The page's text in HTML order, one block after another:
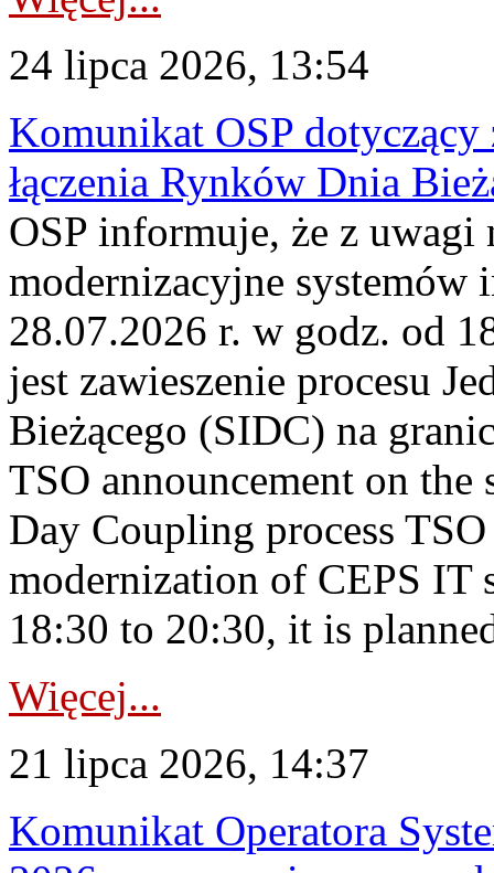
24 lipca 2026, 13:54
Komunikat OSP dotyczący
łączenia Rynków Dnia
OSP informuje, że z uwagi
modernizacyjne
28.07.2026 r. w godz. od
jest zawieszenie procesu
Bieżącego (SIDC) na
TSO announcement on
Day Coupling process
modernization of CEPS IT
18:30 to 20:30, it is
Więcej...
21 lipca 2026, 14:37
Komunikat Operatora